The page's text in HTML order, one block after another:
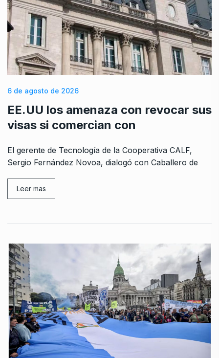
6 de agosto de 2026
EE.UU los amenaza con revocar sus
visas si comercian con
El gerente de Tecnología de la Cooperativa CALF,
Sergio Fernández Novoa, dialogó con Caballero de
Leer mas